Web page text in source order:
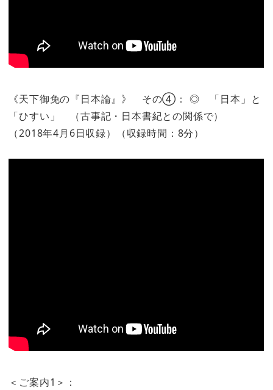
《天下御免の『日本論』》 その④： ◎ 「日本」と
「ひすい」 （古事記・日本書紀との関係で）
（2018年4月6日収録）（収録時間：8分）
＜ご案内1＞：